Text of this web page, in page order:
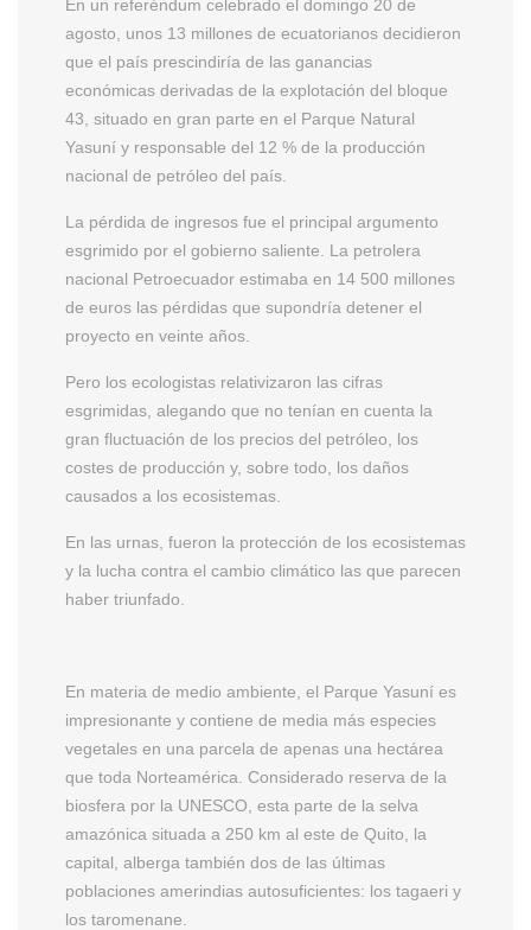
En un referéndum celebrado el domingo 20 de
agosto, unos 13 millones de ecuatorianos decidieron
que el país prescindiría de las ganancias
económicas derivadas de la explotación del bloque
43, situado en gran parte en el Parque Natural
Yasuní y responsable del 12 % de la producción
nacional de petróleo del país.
La pérdida de ingresos fue el principal argumento
esgrimido por el gobierno saliente. La petrolera
nacional Petroecuador estimaba en 14 500 millones
de euros las pérdidas que supondría detener el
proyecto en veinte años.
Pero los ecologistas relativizaron las cifras
esgrimidas, alegando que no tenían en cuenta la
gran fluctuación de los precios del petróleo, los
costes de producción y, sobre todo, los daños
causados a los ecosistemas.
En las urnas, fueron la protección de los ecosistemas
y la lucha contra el cambio climático las que parecen
haber triunfado.
En materia de medio ambiente, el Parque Yasuní es
impresionante y contiene de media más especies
vegetales en una parcela de apenas una hectárea
que toda Norteamérica. Considerado reserva de la
biosfera por la UNESCO, esta parte de la selva
amazónica situada a 250 km al este de Quito, la
capital, alberga también dos de las últimas
poblaciones amerindias autosuficientes: los tagaeri y
los taromenane.